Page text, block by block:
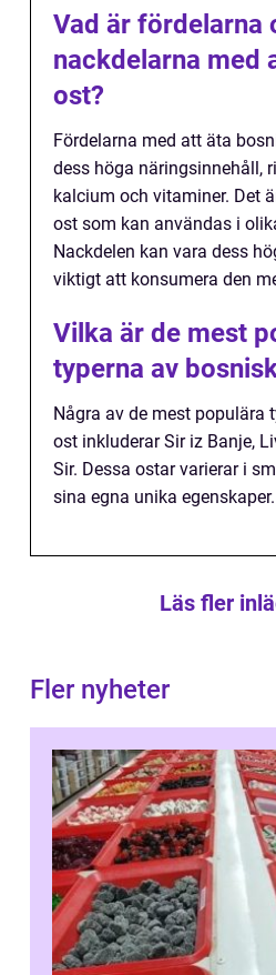
Vad är fördelarna
nackdelarna med
ost?
Fördelarna med att äta
dess höga näringsinnehåll,
kalcium och vitaminer. Det
ost som kan användas i
Nackdelen kan vara dess
viktigt att konsumera den
Vilka är de mest
typerna av
Några av de mest populära
ost inkluderar Sir iz Banje,
Sir. Dessa ostar varierar i
sina egna unika egenskaper.
Läs fler
Fler nyheter